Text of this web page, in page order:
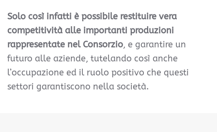
Solo così infatti è possibile restituire vera
competitività alle importanti produzioni
rappresentate nel Consorzio, e garantire un
futuro alle aziende, tutelando così anche
l’occupazione ed il ruolo positivo che questi
settori garantiscono nella società.